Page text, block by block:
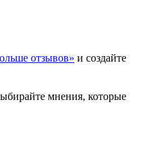
отзывов» и создайте
мнения, которые